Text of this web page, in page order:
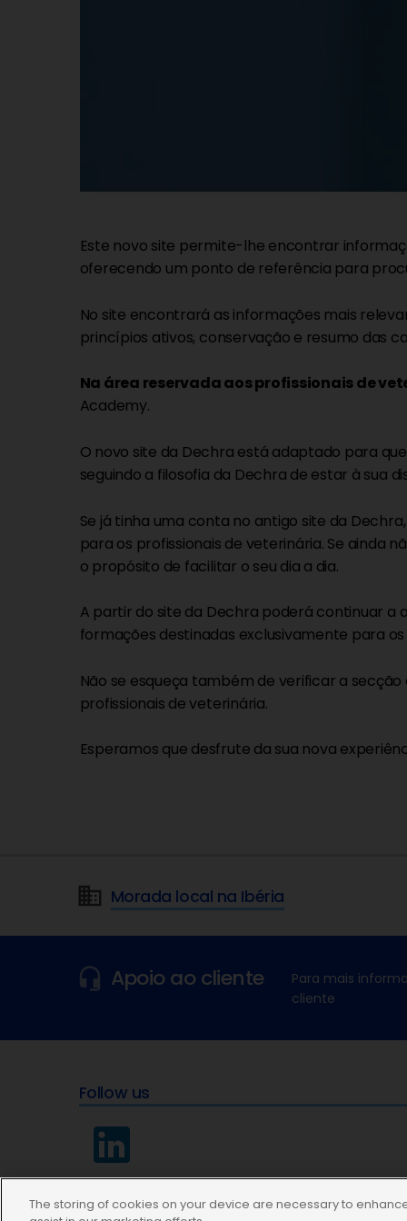
Este novo site permite-lhe encontrar
oferecendo um ponto de referência para
No site encontrará as informações mais
princípios ativos, conservação e resumo das
Na área reservada aos profissionais de
Academy.
O novo site da Dechra está adaptado para
seguindo a filosofia da Dechra de estar à sua
Se já tinha uma conta no antigo site da
para os profissionais de veterinária. Se
o propósito de facilitar o seu dia a dia.
A partir do site da Dechra poderá continuar
formações destinadas exclusivamente para
Não se esqueça também de verificar a
profissionais de veterinária.
Esperamos que desfrute da sua nova
Morada local na Ibéria
Apoio ao cliente
Para mais
cliente
Follow us
The storing of cookies on your device are necessary to